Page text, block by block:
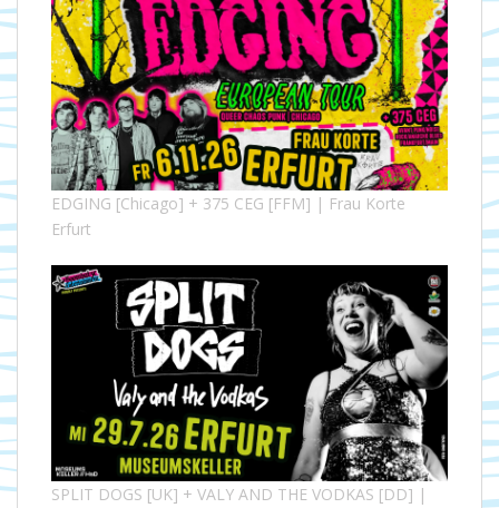
EDGING [Chicago] + 375 CEG [FFM] | Frau Korte
Erfurt
SPLIT DOGS [UK] + VALY AND THE VODKAS [DD] |